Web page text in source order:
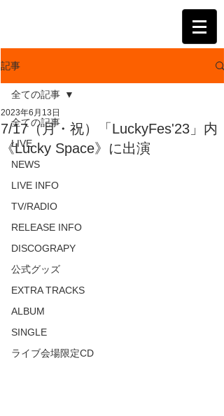
記事
全ての記事
LIVE
NEWS
LIVE INFO
TV/RADIO
RELEASE INFO
DISCOGRAPY
公式グッズ
EXTRA TRACKS
ALBUM
SINGLE
ライブ会場限定CD
全ての記事
7/17（月・祝）「LuckyFes'23」内
《Lucky Space》に出演
2023年6月13日